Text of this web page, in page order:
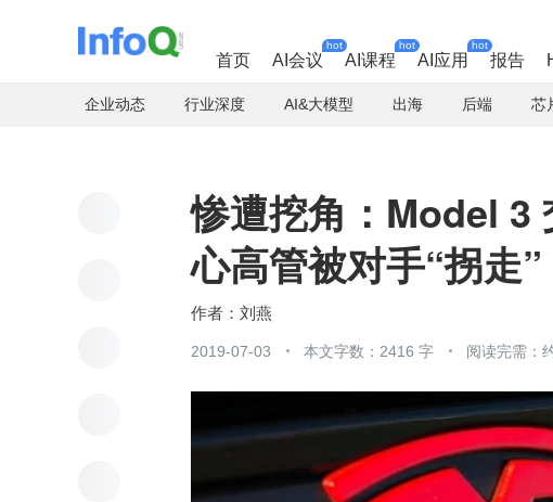
首页 AI会议
hot
AI课程
hot
AI应用
hot
报告
企业动态 行业深度 AI&大模型 出海 后端 芯
惨遭挖角：Model 3
心高管被对手“拐走”
刘燕
2019-07-03 本文字数：2416 字 阅读完需：